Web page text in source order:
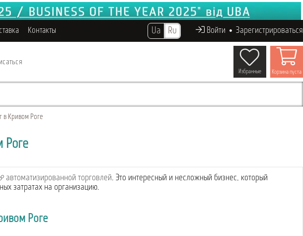
Войти Зарегистрироваться
Ua Ru
Контакты
Корзина пуста
Избранные
в Кривом Роге
Роге
автоматизированной торговлей. Это интересный и несложный бизнес, который
затратах на организацию.
Роге